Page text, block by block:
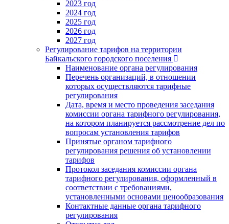
2023 год
2024 год
2025 год
2026 год
2027 год
Регулирование тарифов на территории
Байкальского городского поселения
Наименование органа регулирования
Перечень организаций, в отношении
которых осуществляются тарифные
регулирования
Дата, время и место проведения заседания
комиссии органа тарифного регулирования,
на котором планируется рассмотрение дел по
вопросам установления тарифов
Принятые органом тарифного
регулирования решения об установлении
тарифов
Протокол заседания комиссии органа
тарифного регулирования, оформленный в
соответствии с требованиями,
установленными основами ценообразования
Контактные данные органа тарифного
регулирования